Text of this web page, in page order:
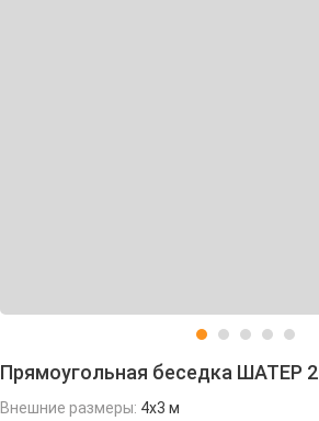
Прямоугольная беседка ШАТЕР 2
Внешние размеры: 4х3 м